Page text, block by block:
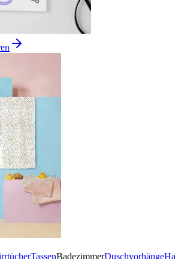
TassenBadezimmerDuschvorhänge